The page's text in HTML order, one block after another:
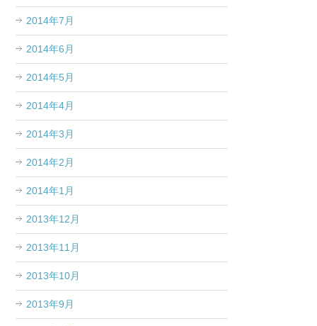
2014年7月
2014年6月
2014年5月
2014年4月
2014年3月
2014年2月
2014年1月
2013年12月
2013年11月
2013年10月
2013年9月